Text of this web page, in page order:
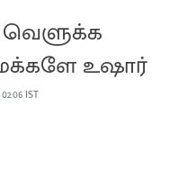
வெளுக்க
உஷார்
IST